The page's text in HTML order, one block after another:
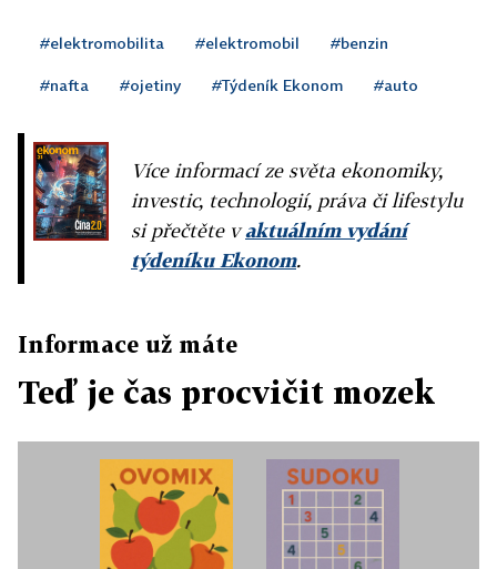
#elektromobilita #elektromobil #benzin
#nafta #ojetiny #Týdeník Ekonom #auto
Více informací ze světa ekonomiky,
investic, technologií, práva či lifestylu
si přečtěte vaktuálním vydání
týdeníku Ekonom.
Informace už máte
Teď je čas procvičit mozek